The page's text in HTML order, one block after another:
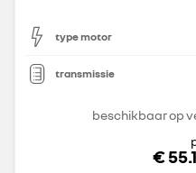
type motor
transmissie
beschikbaar op
€